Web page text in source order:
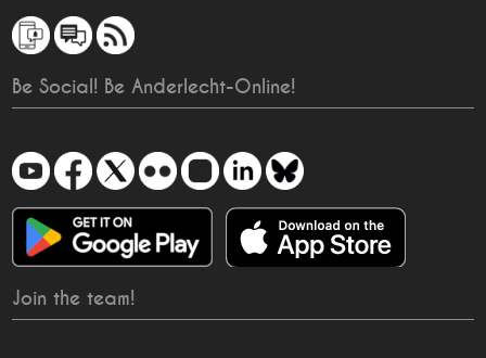
Be Social! Be Anderlecht-Online!
Join the team!